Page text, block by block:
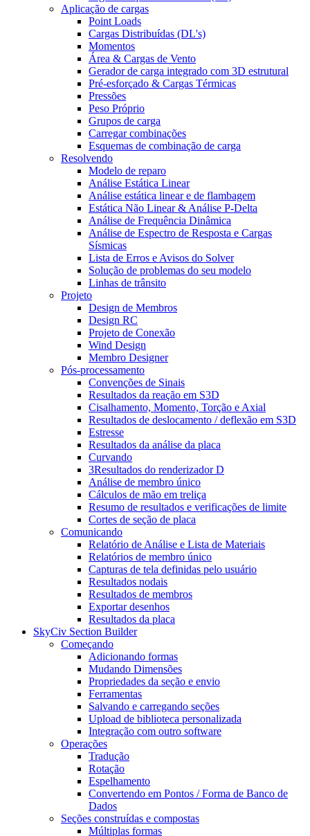
Aplicação de cargas
Point Loads
Cargas Distribuídas (DL's)
Momentos
Área & Cargas de Vento
Gerador de carga integrado com 3D estrutural
Pré-esforçado & Cargas Térmicas
Pressões
Peso Próprio
Grupos de carga
Carregar combinações
Esquemas de combinação de carga
Resolvendo
Modelo de reparo
Análise Estática Linear
Análise estática linear e de flambagem
Estática Não Linear & Análise P-Delta
Análise de Frequência Dinâmica
Análise de Espectro de Resposta e Cargas
Sísmicas
Lista de Erros e Avisos do Solver
Solução de problemas do seu modelo
Linhas de trânsito
Projeto
Design de Membros
Design RC
Projeto de Conexão
Wind Design
Membro Designer
Pós-processamento
Convenções de Sinais
Resultados da reação em S3D
Cisalhamento, Momento, Torção e Axial
Resultados de deslocamento / deflexão em S3D
Estresse
Resultados da análise da placa
Curvando
3Resultados do renderizador D
Análise de membro único
Cálculos de mão em treliça
Resumo de resultados e verificações de limite
Cortes de seção de placa
Comunicando
Relatório de Análise e Lista de Materiais
Relatórios de membro único
Capturas de tela definidas pelo usuário
Resultados nodais
Resultados de membros
Exportar desenhos
Resultados da placa
SkyCiv Section Builder
Começando
Adicionando formas
Mudando Dimensões
Propriedades da seção e envio
Ferramentas
Salvando e carregando seções
Upload de biblioteca personalizada
Integração com outro software
Operações
Tradução
Rotação
Espelhamento
Convertendo em Pontos / Forma de Banco de
Dados
Seções construídas e compostas
Múltiplas formas